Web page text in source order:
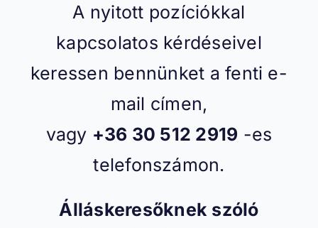
A nyitott pozíciókkal
kapcsolatos kérdéseivel
keressen bennünket a fenti e-
mail címen,
vagy +36 30 512 2919 -es
telefonszámon.
Álláskeresőknek szóló